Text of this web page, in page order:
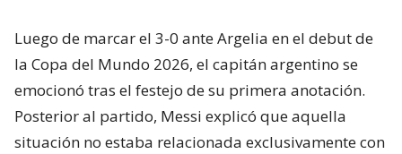
Luego de marcar el 3-0 ante Argelia en el debut de
la Copa del Mundo 2026, el capitán argentino se
emocionó tras el festejo de su primera anotación.
Posterior al partido, Messi explicó que aquella
situación no estaba relacionada exclusivamente con